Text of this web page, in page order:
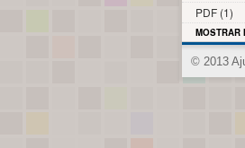
PDF (1)
MOSTRAR
© 2013